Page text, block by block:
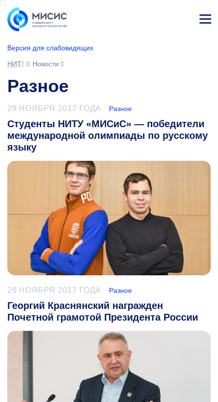
Версия для слабовидящих
НИТУ МИСИС
Новости
Разное
29 НОЯБРЯ 2017 ГОДА Разное
Студенты НИТУ «МИСиС» — победители
международной олимпиады по русскому
языку
28 НОЯБРЯ 2017 ГОДА Разное
Георгий Краснянский награжден
Почетной грамотой Президента России